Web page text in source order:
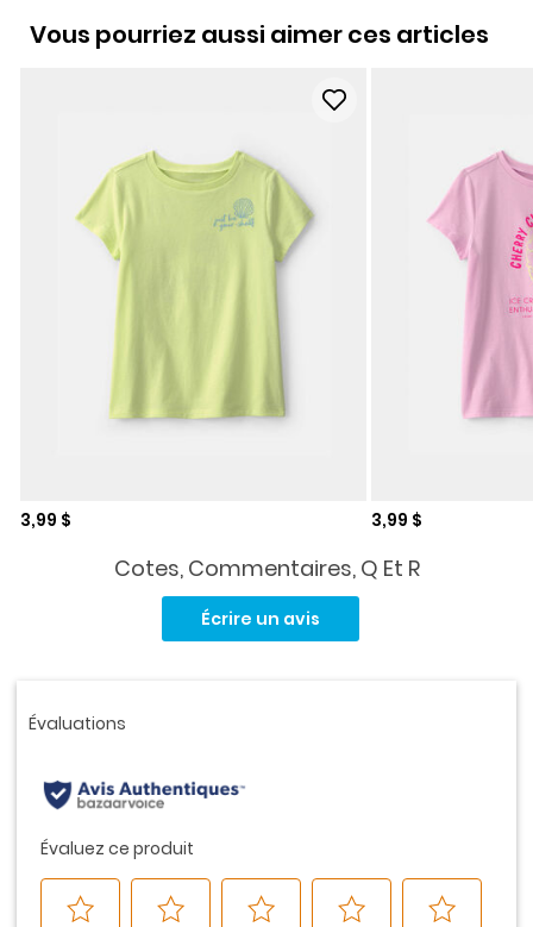
Vous pourriez aussi aimer ces articles
Prix de solde
3,99 $ Prix de solde
3,99 $
Cotes, Commentaires, Q Et R
la
Écrire un avis